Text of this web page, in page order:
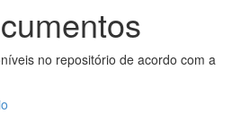
no repositório de acordo com a